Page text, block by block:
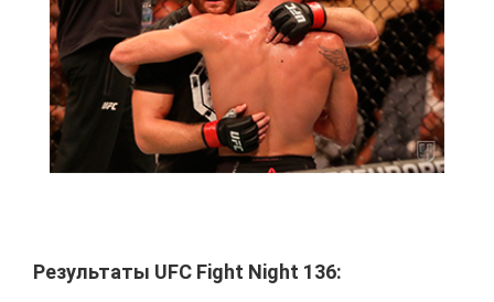
Результаты UFC Fight Night 136: